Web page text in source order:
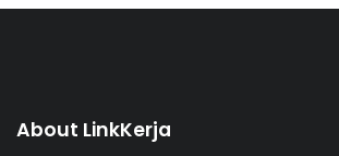
About LinkKerja